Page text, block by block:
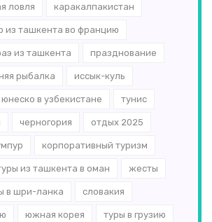
ловля каракалпакистан
из ташкента во францию
из ташкента празднование
рыбалка иссык-куль
в узбекистане тунис
черногория отдых 2025
корпоративный туризм
из ташкента в оман жесты
в шри-ланка словакия
южная корея туры в грузию